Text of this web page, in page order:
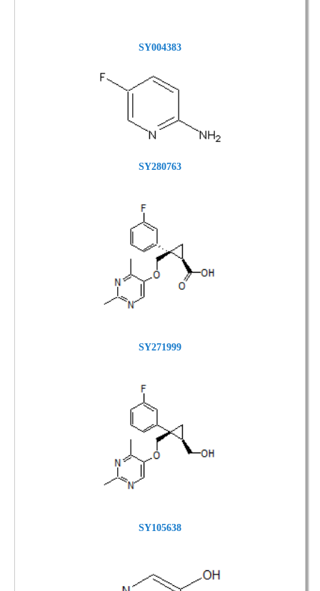
SY004383
SY280763
SY271999
SY105638